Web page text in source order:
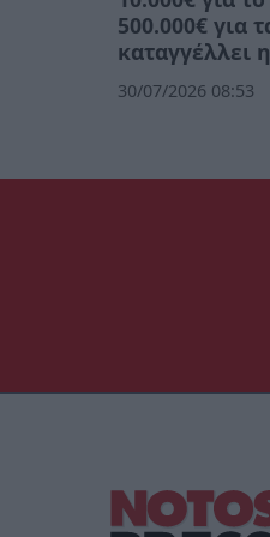
500.000€ για
καταγγέλλει
30/07/2026 08:53